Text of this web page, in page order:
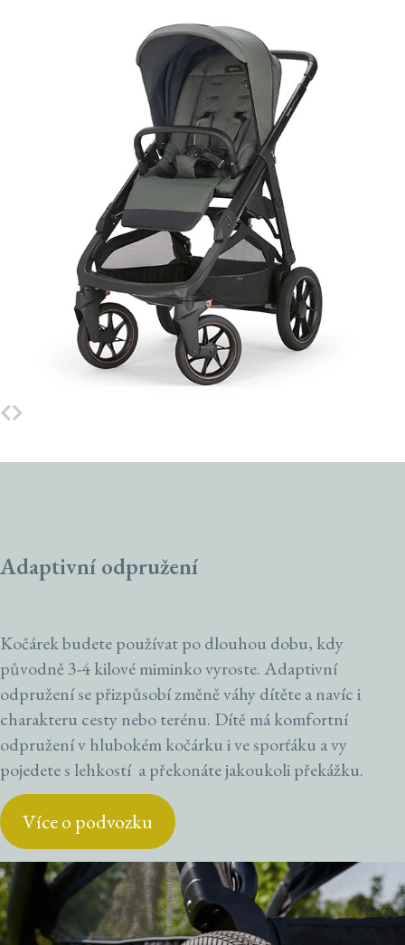
Adaptivní odpružení
Kočárek budete používat po dlouhou dobu, kdy
původně 3-4 kilové miminko vyroste. Adaptivní
odpružení se přizpůsobí změně váhy dítěte a navíc i
charakteru cesty nebo terénu. Dítě má komfortní
odpružení v hlubokém kočárku i ve sporťáku a vy
pojedete s lehkostí a překonáte jakoukoli překážku.
Více o podvozku